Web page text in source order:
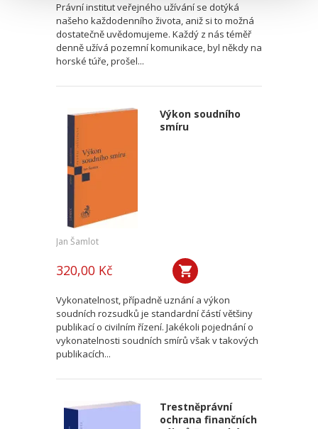
Právní institut veřejného užívání se dotýká
našeho každodenního života, aniž si to možná
dostatečně uvědomujeme. Každý z nás téměř
denně užívá pozemní komunikace, byl někdy na
horské túře, prošel...
Výkon soudního
smíru
Jan Šamlot
320,00 Kč
Vykonatelnost, případně uznání a výkon
soudních rozsudků je standardní částí většiny
publikací o civilním řízení. Jakékoli pojednání o
vykonatelnosti soudních smírů však v takových
publikacích...
Trestněprávní
ochrana finančních